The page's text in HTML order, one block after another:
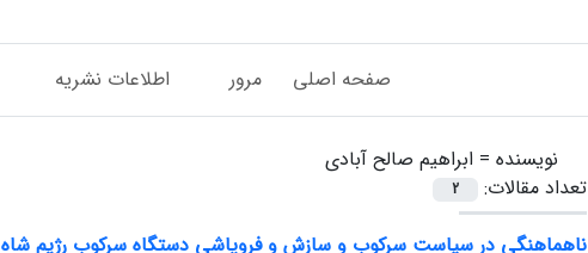
صفحه اصلی مرور اطلاعات نشریه
نویسنده = ابراهیم صالح آبادی
تعداد مقالات:
2
ناهماهنگی در سیاست سرکوب و سازش و فروپاشی دستگاه سرکوب رژیم شاه